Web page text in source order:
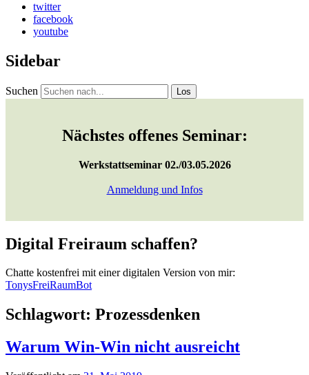
twitter
facebook
youtube
Sidebar
Suchen
Nächstes offenes Seminar:
Werkstattseminar 02./03.05.2026
Anmeldung und Infos
Digital Freiraum schaffen?
Chatte kostenfrei mit einer digitalen Version von mir:
TonysFreiRaumBot
Schlagwort: Prozessdenken
Warum Win-Win nicht ausreicht